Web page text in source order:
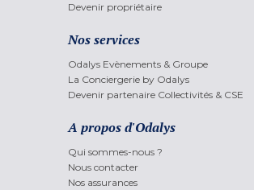
Devenir propriétaire
Nos services
Odalys Evènements & Groupe
La Conciergerie by Odalys
Devenir partenaire Collectivités & CSE
A propos d'Odalys
Qui sommes-nous ?
Nous contacter
Nos assurances